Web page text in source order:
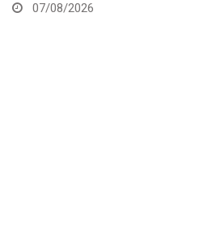
06/08/2026